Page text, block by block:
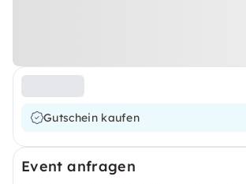
Gutschein kaufen
Event anfragen